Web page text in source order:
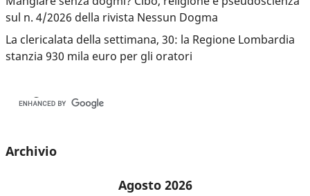
sul n. 4/2026 della rivista Nessun Dogma
La clericalata della settimana, 30: la Regione Lombardia
stanzia 930 mila euro per gli oratori
Archivio
Agosto 2026